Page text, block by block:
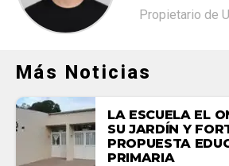
Propietario de
Más Noticias
LA ESCUELA EL
SU JARDÍN Y
PROPUESTA
PRIMARIA